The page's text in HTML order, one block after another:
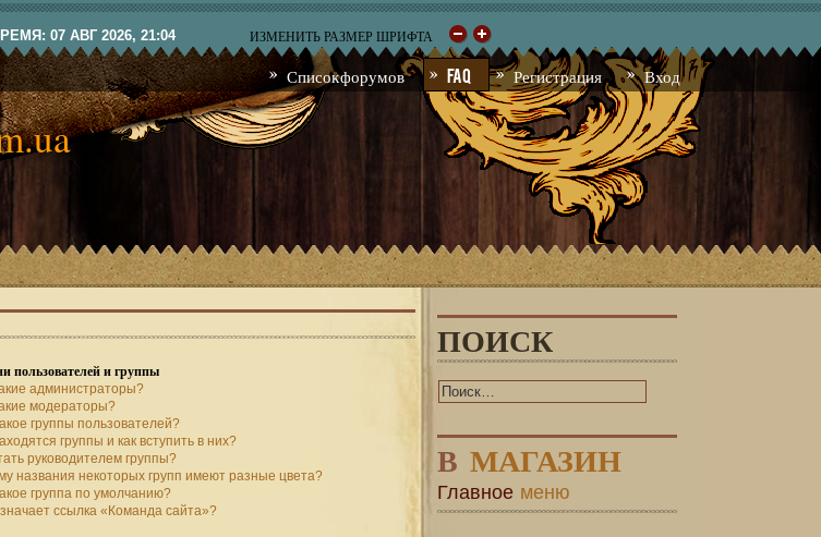
07 АВГ 2026, 21:04 ИЗМЕНИТЬ РАЗМЕР ШРИФТА
Список форумов FAQ Регистрация Вход
пользователей и группы
администраторы?
модераторы?
группы пользователей?
группы и как вступить в них?
руководителем группы?
названия некоторых групп имеют разные цвета?
группа по умолчанию?
ссылка «Команда сайта»?
ПОИСК
В МАГАЗИН
Главное меню